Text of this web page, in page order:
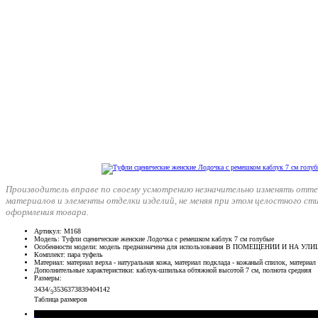
Производитель вправе по своему усмотрению незначительно изменять
материалов и элементы отделки изделий, не меняя при этом целостного
оформления товара.
Артикул: М168
Модель: Туфли сценические женские Лодочка с ремешком каблук 7 см голубые
Особенности модели: модель предназначена для использования В ПОМЕЩЕНИИ И НА
Комплект: пара туфель
Материал: материал верха - натуральная кожа, материал подклада - кожаный спилок,
Дополнительные характеристики: каблук-шпилька обтяжной высотой 7 см, полнота средняя
Размеры:
3434/53536373839404142
Таблица размеров